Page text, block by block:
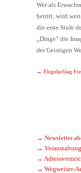
Wer als
betritt, wird
die erste Stufe
„Dinge“ die
der Geistigen
← Flügelschlag
→ Newsletter
→
→
→ Wegweiser-